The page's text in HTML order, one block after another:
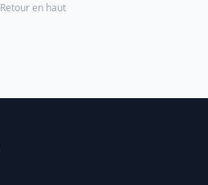
Retour en haut